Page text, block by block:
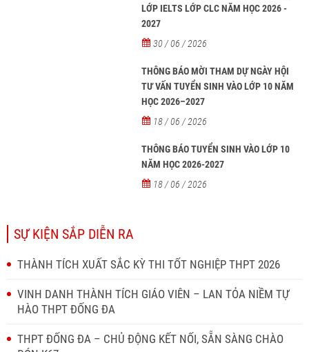
LỚP IELTS LỚP CLC NĂM HỌC 2026 -
2027
30 / 06 / 2026
THÔNG BÁO MỜI THAM DỰ NGÀY HỘI
TƯ VẤN TUYỂN SINH VÀO LỚP 10 NĂM
HỌC 2026–2027
18 / 06 / 2026
THÔNG BÁO TUYỂN SINH VÀO LỚP 10
NĂM HỌC 2026-2027
18 / 06 / 2026
SỰ KIỆN SẮP DIỄN RA
THÀNH TÍCH XUẤT SẮC KỲ THI TỐT NGHIỆP THPT 2026
VINH DANH THÀNH TÍCH GIÁO VIÊN – LAN TỎA NIỀM TỰ
HÀO THPT ĐỐNG ĐA
THPT ĐỐNG ĐA – CHỦ ĐỘNG KẾT NỐI, SẴN SÀNG CHÀO